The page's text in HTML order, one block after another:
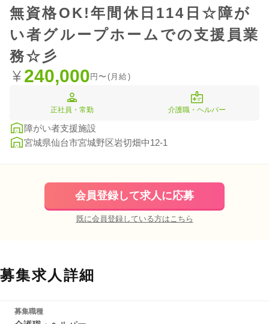
無資格OK!年間休日114日☆障が
い者グループホームでの支援員業
務☆彡
240,000円〜(月給)
正社員・常勤 介護職・ヘルパー
障がい者支援施設
宮城県仙台市宮城野区岩切畑中12-1
会員登録して求人に応募
既に会員登録している方はこちら
募集求人詳細
募集職種